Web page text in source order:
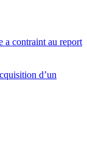
a contraint au report
d’un